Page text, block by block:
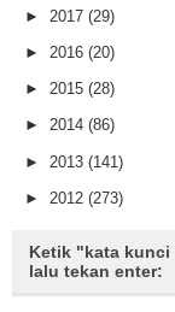
► 2017 (29)
► 2016 (20)
► 2015 (28)
► 2014 (86)
► 2013 (141)
► 2012 (273)
Ketik "kata kunci
lalu tekan enter: